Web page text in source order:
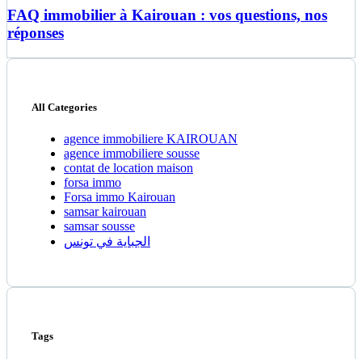
FAQ immobilier à Kairouan : vos questions, nos
réponses
All Categories
agence immobiliere KAIROUAN
agence immobiliere sousse
contat de location maison
forsa immo
Forsa immo Kairouan
samsar kairouan
samsar sousse
الجباية في تونس
Tags